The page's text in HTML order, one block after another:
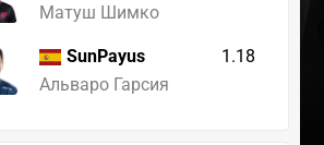
Матуш Шимко
SunPayus
Альваро Гарсия
1.18